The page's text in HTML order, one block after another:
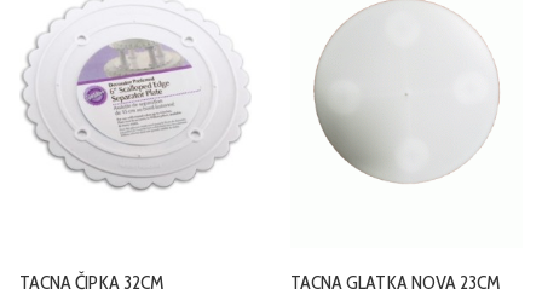
TACNA ČIPKA 32CM
TACNA GLATKA NOVA 23CM